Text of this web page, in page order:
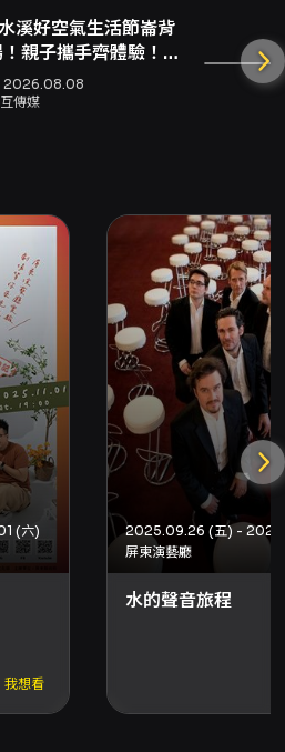
既熟悉又創新的聆聽體驗。
演出對不同觀眾都有高度觀
愛好者，節目會以流行與爵
律與律動，使人容易投入；
育工作者與學生，這次合作
式，可作為課堂示範與教學
強調透過這類國際團隊的實
聲創作與教學之交流，激發
的可能。 節目同時關注聲音
出在台北福華國際文教會館
音響與燈光配置將配合合唱
，讓聲音細節與合唱空間感
提供電子票並同步錄影，方
與後續紀錄。票價分級為
與1,600元，並有套票優惠
訊），演出售票自2026年5
來說，爵醒之聲不僅是一次高
一場跨文化的聲音交流工作
人聲爵士傳統與臺灣在地的
對話，對於想理解現代合唱
與即興語彙的觀眾，或希望
溪好空氣生活節崙背
親子攜手齊體驗！共
家園
2026.08.08
互傳媒
(六)
我想看
屏東演藝廳
水的聲音旅程